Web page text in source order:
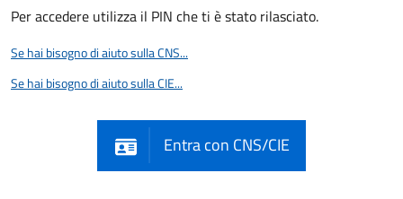
Per accedere utilizza il PIN che ti è stato rilasciato.
Se hai bisogno di aiuto sulla CNS...
Se hai bisogno di aiuto sulla CIE...
Entra con CNS/CIE